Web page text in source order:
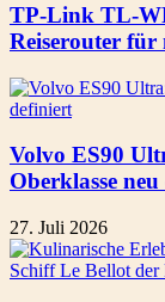
TP-Link TL-
Reiserouter
Volvo ES90
Oberklasse
27. Juli 2026